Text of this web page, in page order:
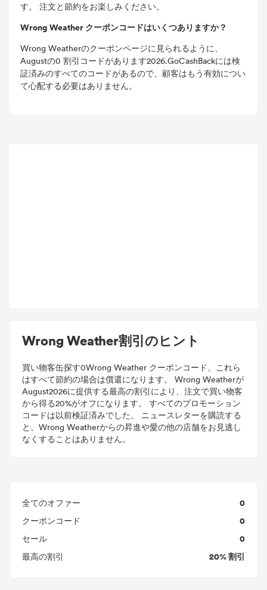
Wrong Weather割引のヒント
買い物客缶探す0Wrong Weather クーポンコード、これら
はすべて節約の場合は償還になります。 Wrong Weatherが
August2026に提供する最高の割引により、注文で買い物客
から得る20%がオフになります。 すべてのプロモーション
コードは以前検証済みでした。 ニュースレターを購読する
と、Wrong Weatherからの昇進や愛の他の店舗をお見逃し
なくすることはありません。
全てのオファー 0
クーポンコード 0
セール 0
最高の割引 20% 割引
す。 注文と節約をお楽しみください。
Wrong Weather クーポンコードはいくつありますか？
Wrong Weatherのクーポンページに見られるように、
Augustの0 割引コードがあります2026.GoCashBackには検
証済みのすべてのコードがあるので、顧客はもう有効につい
て心配する必要はありません。